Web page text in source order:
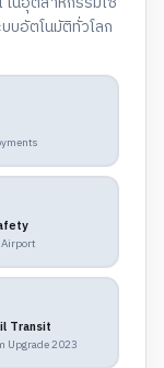
บอัตโนมัติทั่วโลก
Airport
Transit
Upgrade 2023